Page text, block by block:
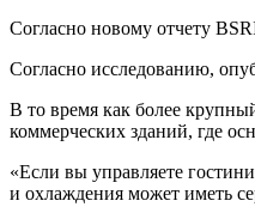
Согласно новому отчету
Согласно исследованию,
В то время как более
коммерческих зданий, где
«Если вы управляете
и охлаждения может иметь